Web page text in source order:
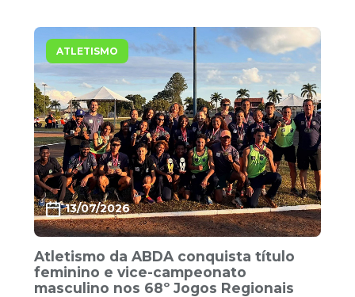
ATLETISMO
13/07/2026
Atletismo da ABDA conquista título
feminino e vice-campeonato
masculino nos 68º Jogos Regionais